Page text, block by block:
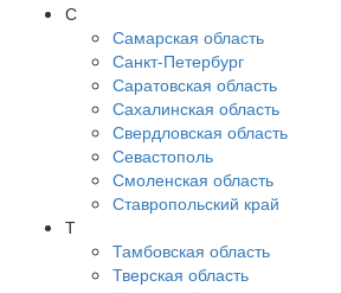
С
Самарская область
Санкт-Петербург
Саратовская область
Сахалинская область
Свердловская область
Севастополь
Смоленская область
Ставропольский край
Т
Тамбовская область
Тверская область